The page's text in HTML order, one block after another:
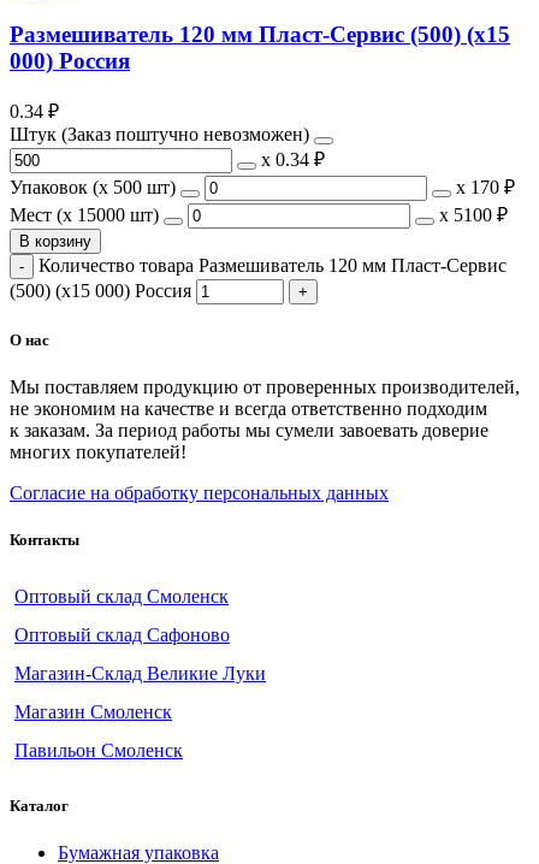
Размешиватель 120 мм Пласт-Сервис (500) (х15
000) Россия
0.34 ₽
Штук (Заказ поштучно невозможен)
х 0.34 ₽
Упаковок (x 500 шт)
х 170 ₽
Мест (x 15000 шт)
х 5100 ₽
В корзину
Количество товара Размешиватель 120 мм Пласт-Сервис
(500) (х15 000) Россия
О нас
Мы поставляем продукцию от проверенных производителей,
не экономим на качестве и всегда ответственно подходим
к заказам. За период работы мы сумели завоевать доверие
многих покупателей!
Согласие на обработку персональных данных
Контакты
Оптовый склад Смоленск
Оптовый склад Сафоново
Магазин-Склад Великие Луки
Магазин Смоленск
Павильон Смоленск
Каталог
Бумажная упаковка